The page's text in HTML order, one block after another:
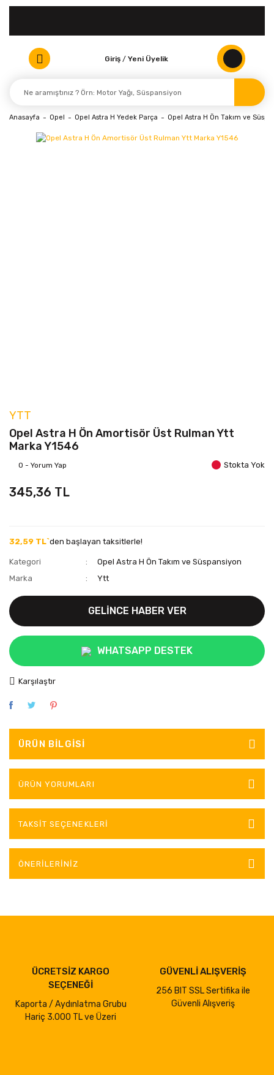
Giriş / Yeni Üyelik
Anasayfa Opel Opel Astra H Yedek Parça Opel Astra H Ön Takım ve
YTT
Opel Astra H Ön Amortisör Üst Rulman Ytt
Marka Y1546
0 - Yorum Yap Stokta Yok
345,36 TL
32,59 TL`den başlayan taksitlerle!
Kategori
Opel Astra H Ön Takım ve Süspansiyon
Marka
Ytt
GELİNCE HABER VER
WHATSAPP DESTEK
Karşılaştır
ÜRÜN BILGISI
ÜRÜN YORUMLARI
TAKSIT SEÇENEKLERI
ÖNERILERINIZ
ÜCRETSİZ KARGO
SEÇENEĞİ
Kaporta / Aydınlatma Grubu
Hariç 3.000 TL ve Üzeri
GÜVENLİ ALIŞVERİŞ
256 BIT SSL Sertifika ile
Güvenli Alışveriş